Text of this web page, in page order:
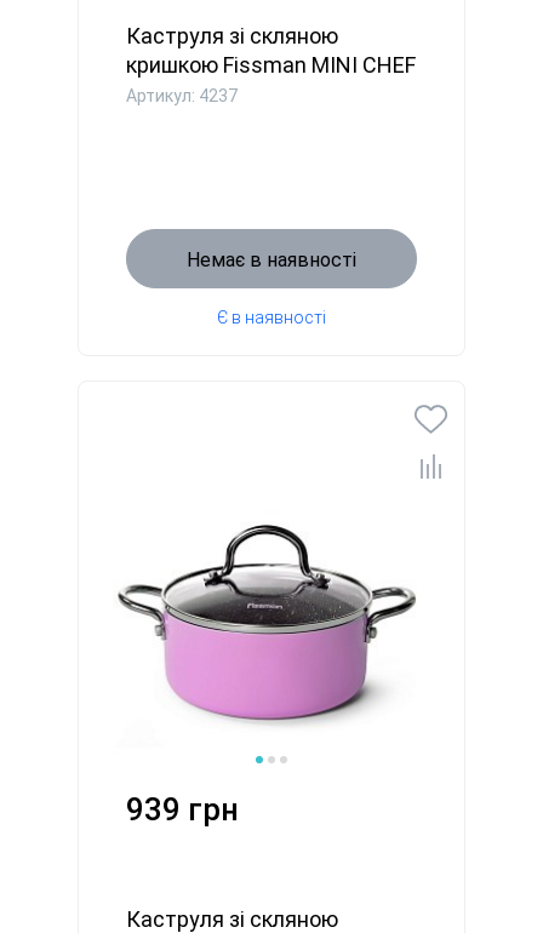
Каструля зі скляною
кришкою Fissman MINI CHEF
16x7...
Артикул: 4237
Немає в наявності
Є в наявності
939 грн
Каструля зі скляною